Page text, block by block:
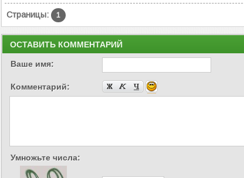
Страницы: 1
ОСТАВИТЬ КОММЕНТАРИЙ
Ваше имя:
Комментарий:
Умножьте числа: